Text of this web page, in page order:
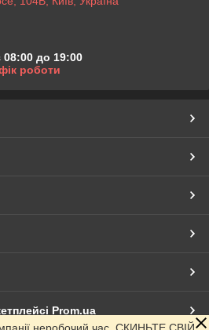
08:00 до 19:00
роботи
Prom.ua